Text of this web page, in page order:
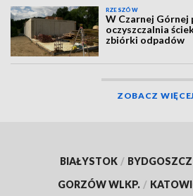
RZESZÓW
W Czarnej Górnej
oczyszczalnia
zbiórki odpadów
ZOBACZ WIĘCEJ
BIAŁYSTOK / BYDGOSZCZ
GORZÓW WLKP. /